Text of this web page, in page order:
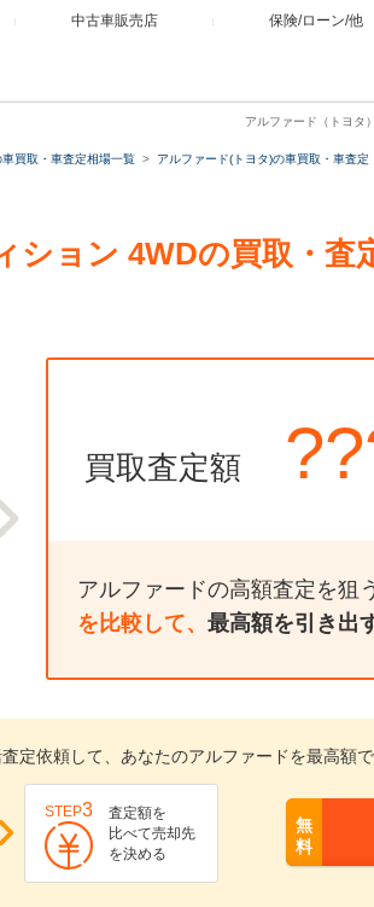
中古車販売店 保険/ローン/他
アルファード（トヨタ
車買取・車査定相場一覧
アルファード(トヨタ)の車買取・車査定
ション 4WDの買取・査
買取査定額
アルファードの高額査定を狙
を比較して、 最高額を引き出
定依頼して、あなたのアルファードを最高額
STEP3
査定額を
比べて売却先
を決める
無
料